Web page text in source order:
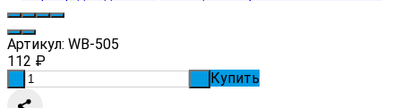
Артикул: WB-505
112 ₽
Купить